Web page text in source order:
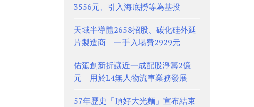
3556元、引入海底撈等為基投
天域半導體2658招股、碳化硅外延
片製造商 一手入場費2929元
佑駕創新折讓近一成配股淨籌2億
元 用於L4無人物流車業務發展
57年歷史「頂好大光麵」宣布結束